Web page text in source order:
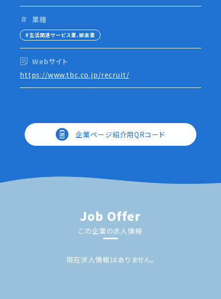
業種
生活関連サービス業、娯楽業
Webサイト
https://www.tbc.co.jp/recruit/
企業ページ紹介用QRコード
Job Offer
この企業の求人情報
現在求人情報はありません。